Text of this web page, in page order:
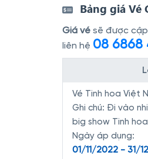
Bảng giá Vé
Giá vé sẽ được
liên hệ 08 6868
Vé Tinh hoa Việt
Ghi chú: Đi vào
big show Tinh
Ngày áp dụng:
01/11/2022 - 31/